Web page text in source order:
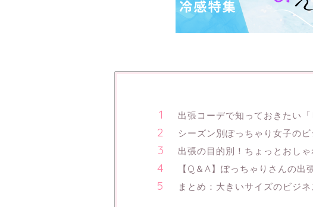
出張コーデで知っておきたい
シーズン別ぽっちゃり女子の
出張の目的別！ちょっとおし
【Q＆A】ぽっちゃりさんの出
まとめ：大きいサイズのビジ